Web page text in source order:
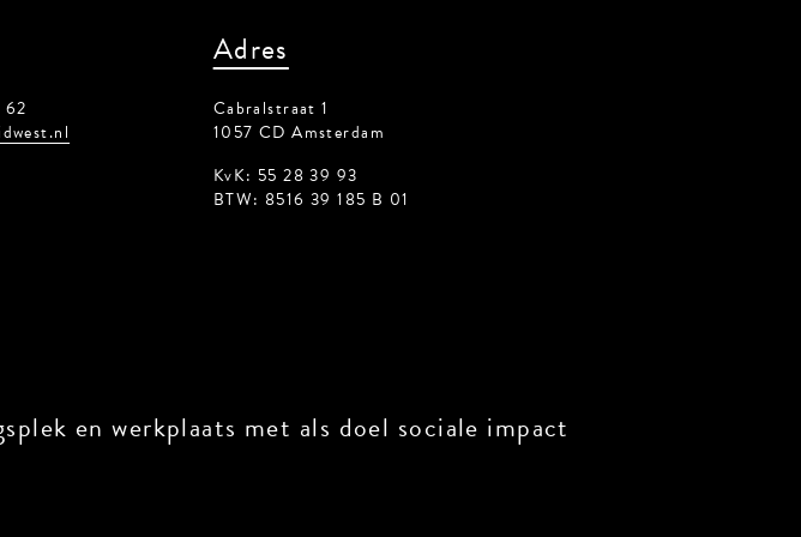
Adres
Cabralstraat 1
1057 CD Amsterdam
KvK: 55 28 39 93
BTW: 8516 39 185 B 01
en werkplaats met als doel sociale impact